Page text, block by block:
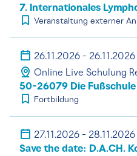
7. Internationales
Veranstaltung externer
26.11.2026 - 26.11.2026
Online Live Schulung
50-26079 Die Fußschule
Fortbildung
27.11.2026 - 28.11.2026
Save the date: D.A.CH.